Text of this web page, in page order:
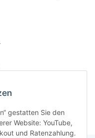
gestatten Sie den
Website: YouTube,
und Ratenzahlung.